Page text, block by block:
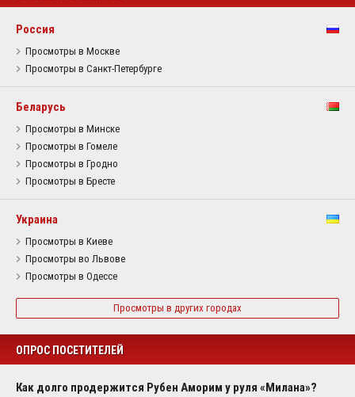
Россия
Просмотры в Москве
Просмотры в Санкт-Петербурге
Беларусь
Просмотры в Минске
Просмотры в Гомеле
Просмотры в Гродно
Просмотры в Бресте
Украина
Просмотры в Киеве
Просмотры во Львове
Просмотры в Одессе
Просмотры в других городах
ОПРОС ПОСЕТИТЕЛЕЙ
Как долго продержится Рубен Аморим у руля «Милана»?